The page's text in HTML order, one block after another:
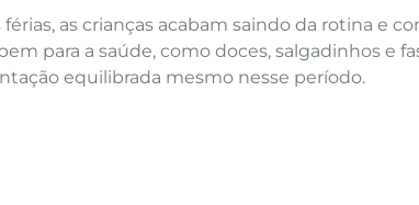
férias, as crianças acabam saindo da rotina e
para a saúde, como doces, salgadinhos e
equilibrada mesmo nesse período.